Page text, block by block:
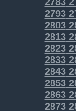
2793
2803
2813
2823
2833
2843
2853
2863
2873